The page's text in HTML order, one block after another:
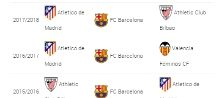
2017/2018
Atletico de
Madrid
FC Barcelona
Athletic Club
Bilbao
2016/2017
Atletico de
Madrid
FC Barcelona
Valencia
Féminas CF
2015/2016
Athletic
FC Barcelona
Atletico de